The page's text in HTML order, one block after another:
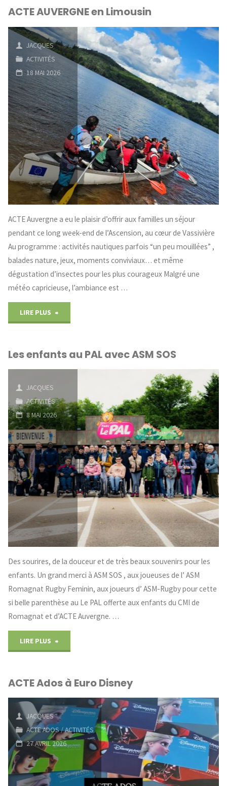
au
festival
EUROPAVOX"
ACTE AUVERGNE en Limousin
JACQUES
ACTIVITÉS
18 MAI 2026
ACTE Auvergne a eu le plaisir d’offrir aux familles un séjour
pendant ce long week-end de l’Ascension, au cœur de Vassivière
Au programme : activités nautiques parfois “un peu mouillées” ,
balades nature, jeux, moments conviviaux… et même
dégustation d’insectes pour les plus courageux Malgré une
météo capricieuse, l’ambiance est …
LIRE PLUS
en
Les enfants au PAL avec ASM SOS
JACQUES
ACTIVITÉS
8 MAI 2026
Des sourires, de la douceur et de très beaux souvenirs pour les
enfants. Un grand merci à ASM SOS , aux joueuses de l’ ASM
Romagnat Rugby Feminin, aux joueurs d’ ASM-Rugby pour cette
si belle parenthèse au Le PAL offerte aux enfants du CMI de
Romagnat et d’ACTE Auvergne. …
LIRE PLUS
au
PAL
avec
ASM
SOS"
ACTE Ados à Euro Disney
JACQUES
ACTE ADOS/ACTIVITÉS
27 AVRIL 2026